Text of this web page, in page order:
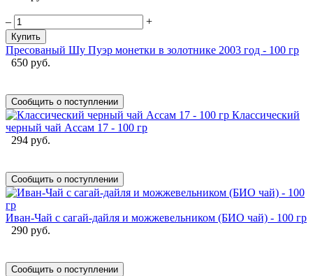
– +
Купить
Пресованый Шу Пуэр монетки в золотнике 2003 год - 100 гр
650 руб.
Сообщить о поступлении
Классический
черный чай Ассам 17 - 100 гр
294 руб.
Сообщить о поступлении
Иван-Чай с сагай-дайля и можжевельником (БИО чай) - 100 гр
290 руб.
Сообщить о поступлении